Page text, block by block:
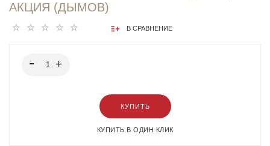
АКЦИЯ (ДЫМОВ)
В СРАВНЕНИЕ
КУПИТЬ
КУПИТЬ В ОДИН КЛИК